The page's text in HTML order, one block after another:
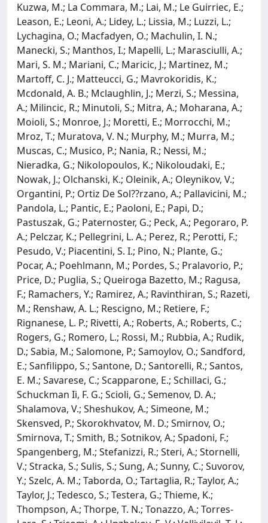
Kuzwa, M.; La Commara, M.; Lai, M.; Le Guirriec, E.;
Leason, E.; Leoni, A.; Lidey, L.; Lissia, M.; Luzzi, L.;
Lychagina, O.; Macfadyen, O.; Machulin, I. N.;
Manecki, S.; Manthos, I.; Mapelli, L.; Marasciulli, A.;
Mari, S. M.; Mariani, C.; Maricic, J.; Martinez, M.;
Martoff, C. J.; Matteucci, G.; Mavrokoridis, K.;
Mcdonald, A. B.; Mclaughlin, J.; Merzi, S.; Messina,
A.; Milincic, R.; Minutoli, S.; Mitra, A.; Moharana, A.;
Moioli, S.; Monroe, J.; Moretti, E.; Morrocchi, M.;
Mroz, T.; Muratova, V. N.; Murphy, M.; Murra, M.;
Muscas, C.; Musico, P.; Nania, R.; Nessi, M.;
Nieradka, G.; Nikolopoulos, K.; Nikoloudaki, E.;
Nowak, J.; Olchanski, K.; Oleinik, A.; Oleynikov, V.;
Organtini, P.; Ortiz De Sol??rzano, A.; Pallavicini, M.;
Pandola, L.; Pantic, E.; Paoloni, E.; Papi, D.;
Pastuszak, G.; Paternoster, G.; Peck, A.; Pegoraro, P.
A.; Pelczar, K.; Pellegrini, L. A.; Perez, R.; Perotti, F.;
Pesudo, V.; Piacentini, S. I.; Pino, N.; Plante, G.;
Pocar, A.; Poehlmann, M.; Pordes, S.; Pralavorio, P.;
Price, D.; Puglia, S.; Queiroga Bazetto, M.; Ragusa,
F.; Ramachers, Y.; Ramirez, A.; Ravinthiran, S.; Razeti,
M.; Renshaw, A. L.; Rescigno, M.; Retiere, F.;
Rignanese, L. P.; Rivetti, A.; Roberts, A.; Roberts, C.;
Rogers, G.; Romero, L.; Rossi, M.; Rubbia, A.; Rudik,
D.; Sabia, M.; Salomone, P.; Samoylov, O.; Sandford,
E.; Sanfilippo, S.; Santone, D.; Santorelli, R.; Santos,
E. M.; Savarese, C.; Scapparone, E.; Schillaci, G.;
Schuckman Ii, F. G.; Scioli, G.; Semenov, D. A.;
Shalamova, V.; Sheshukov, A.; Simeone, M.;
Skensved, P.; Skorokhvatov, M. D.; Smirnov, O.;
Smirnova, T.; Smith, B.; Sotnikov, A.; Spadoni, F.;
Spangenberg, M.; Stefanizzi, R.; Steri, A.; Stornelli,
V.; Stracka, S.; Sulis, S.; Sung, A.; Sunny, C.; Suvorov,
Y.; Szelc, A. M.; Taborda, O.; Tartaglia, R.; Taylor, A.;
Taylor, J.; Tedesco, S.; Testera, G.; Thieme, K.;
Thompson, A.; Thorpe, T. N.; Tonazzo, A.; Torres-